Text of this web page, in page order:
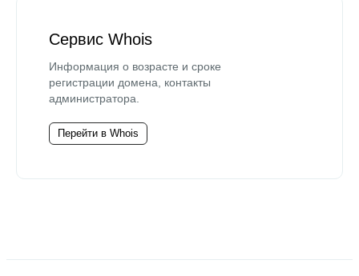
Сервис Whois
Информация о возрасте и сроке
регистрации домена, контакты
администратора.
Перейти в Whois